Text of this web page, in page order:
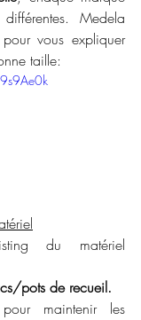
Medela
vous expliquer
taille:
du matériel
pots de recueil.
maintenir les